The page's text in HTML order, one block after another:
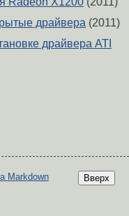
драйвера (2011)
драйвера ATI
Вверх
Markdown